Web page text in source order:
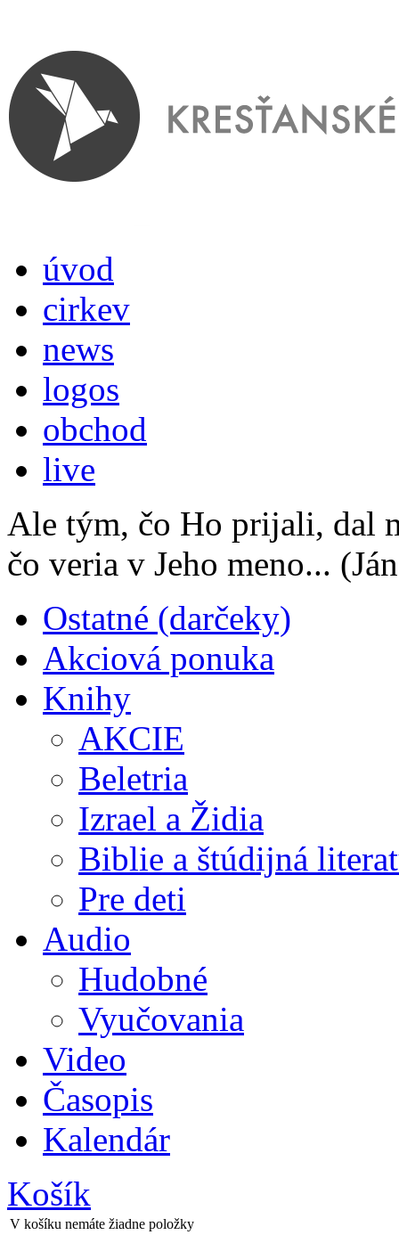
úvod
cirkev
news
logos
obchod
live
Ale tým, čo Ho prijali, dal
čo veria v Jeho meno...
Ostatné (darčeky)
Akciová ponuka
Knihy
AKCIE
Beletria
Izrael a Židia
Biblie a štúdijná
Pre deti
Audio
Hudobné
Vyučovania
Video
Časopis
Kalendár
Košík
V košíku nemáte žiadne položky